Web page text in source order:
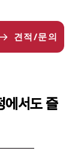
견적/문의
에서도 즐